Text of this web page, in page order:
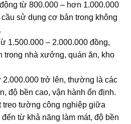
từ 800.000 – hơn 1.000.000
sử dụng cơ bản trong không
1.500.000 – 2.000.000 đồng,
trong nhà xưởng, quán ăn, kho
2.000.000 trở lên, thường là các
độ bền cao, vận hành ổn định.
treo tường công nghiệp giữa
từ khả năng làm mát, độ bền